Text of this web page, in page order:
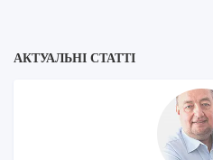
АКТУАЛЬНІ СТАТТІ